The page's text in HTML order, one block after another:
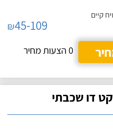
קיים
₪45-109
0 הצעות מחיר
דו שכבתי